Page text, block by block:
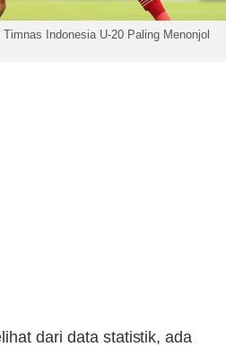
Indonesia U-20 Paling Menonjol
dari data statistik, ada